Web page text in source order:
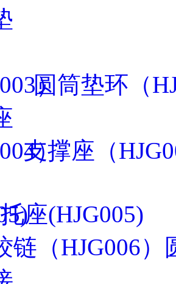
圆筒垫环（
支撑座（
托座(HJG005)